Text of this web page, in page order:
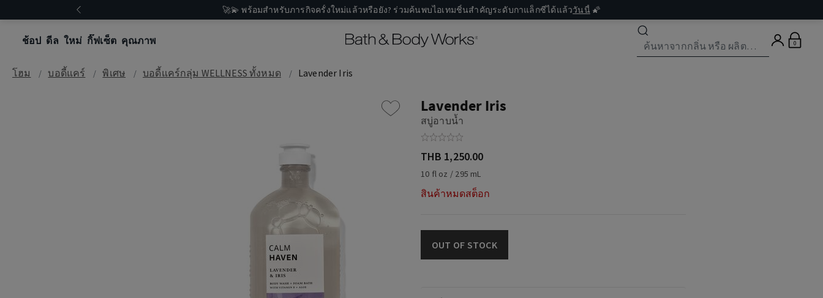
🚀💫 พร้อมสำหรับภารกิจครั้งใหม่แล้วหรือยัง? ร่วมค้นพบไอเทมชิ้นสำคัญระดับกาแล็กซีได้แล้ววันนี้ 🌠
ช้อป ดีล ใหม่ กิ๊ฟเซ็ต คุณภาพ 0
โฮม บอดี้แคร์ พิเศษ บอดี้แคร์กลุ่ม WELLNESS ทั้งหมด Lavender Iris
Lavender Iris
สบู่อาบน้ำ
THB 1,250.00
10 fl oz / 295 mL
สินค้าหมดสต็อก
OUT OF STOCK